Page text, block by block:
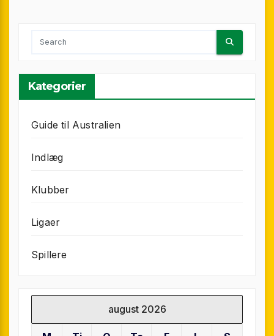
Kategorier
Guide til Australien
Indlæg
Klubber
Ligaer
Spillere
august 2026